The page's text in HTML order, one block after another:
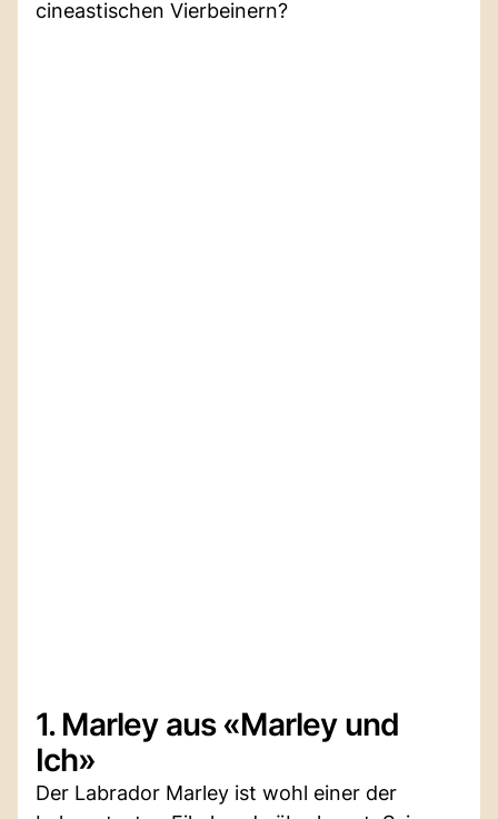
cineastischen Vierbeinern?
1. Marley aus «Marley und
Ich»
Der Labrador Marley ist wohl einer der